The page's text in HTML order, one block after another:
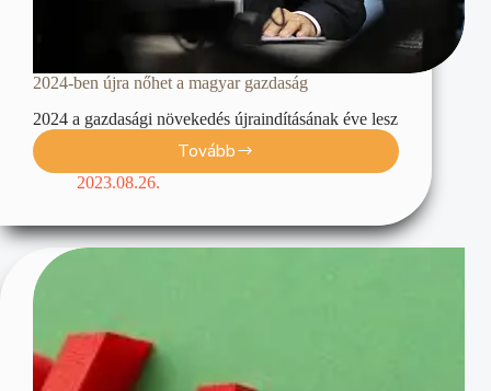
2024-ben újra nőhet a magyar gazdaság
2024 a gazdasági növekedés újraindításának éve lesz
Tovább
2023.08.26.